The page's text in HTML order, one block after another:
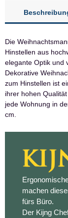
Die
Hinstellen aus
elegante Optik und
Dekorative
zum Hinstellen ist
ihrer hohen
jede Wohnung in
cm.
machen
fürs Büro.
Der Kijng